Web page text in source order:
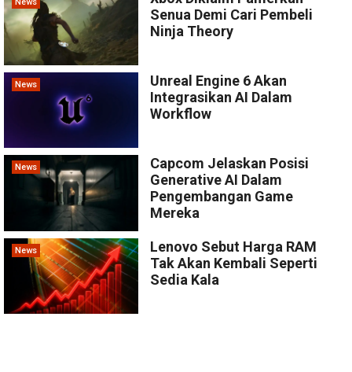
Senua Demi Cari Pembeli
Ninja Theory
News
Unreal Engine 6 Akan
Integrasikan AI Dalam
Workflow
News
Capcom Jelaskan Posisi
Generative AI Dalam
Pengembangan Game
Mereka
News
Lenovo Sebut Harga RAM
Tak Akan Kembali Seperti
Sedia Kala